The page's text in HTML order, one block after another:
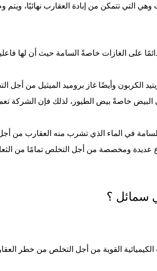
وهي التي تتمكن من إبادة العقارب نهائيًا،
على الغازات خاصةً السامة حيث أن لها
الكربون وأيضًا غاز بروميد الميثيل من أجل
البيض خاصةً بيض الطيور، لذلك فإن الشركة
في الماء الذي تشرب منه العقارب من أجل
عديدة ومخصصة من أجل التخلص تمامًا من
سمائل ؟
القوية من أجل التخلص من خطر